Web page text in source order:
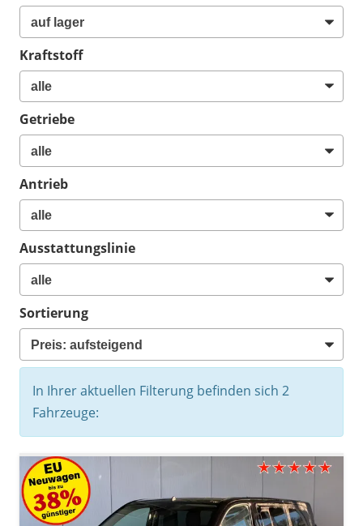
Kraftstoff
Getriebe
Antrieb
Ausstattungslinie
Sortierung
In Ihrer aktuellen Filterung befinden sich 2
Fahrzeuge: